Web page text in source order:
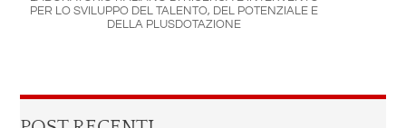
PER LO SVILUPPO DEL TALENTO, DEL POTENZIALE E
DELLA PLUSDOTAZIONE